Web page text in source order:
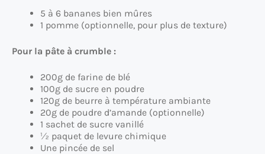
5 à 6 bananes bien mûres
1 pomme (optionnelle, pour plus de texture)
Pour la pâte à crumble :
200g de farine de blé
100g de sucre en poudre
120g de beurre à température ambiante
20g de poudre d’amande (optionnelle)
1 sachet de sucre vanillé
½ paquet de levure chimique
Une pincée de sel